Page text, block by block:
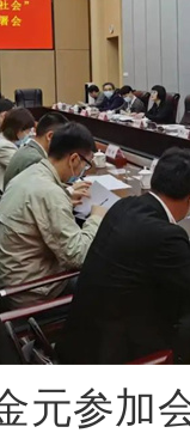
元参加